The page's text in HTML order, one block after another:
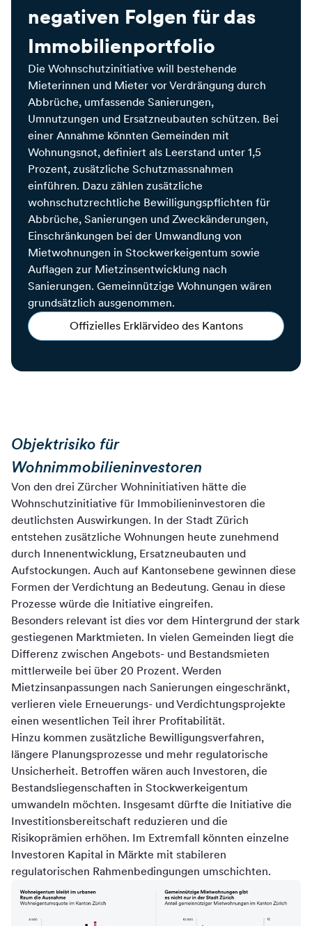
negativen Folgen für das
Immobilienportfolio
Die Wohnschutzinitiative will bestehende
Mieterinnen und Mieter vor Verdrängung durch
Abbrüche, umfassende Sanierungen,
Umnutzungen und Ersatzneubauten schützen. Bei
einer Annahme könnten Gemeinden mit
Wohnungsnot, definiert als Leerstand unter 1,5
Prozent, zusätzliche Schutzmassnahmen
einführen. Dazu zählen zusätzliche
wohnschutzrechtliche Bewilligungspflichten für
Abbrüche, Sanierungen und Zweckänderungen,
Einschränkungen bei der Umwandlung von
Mietwohnungen in Stockwerkeigentum sowie
Auflagen zur Mietzinsentwicklung nach
Sanierungen. Gemeinnützige Wohnungen wären
grundsätzlich ausgenommen.
Offizielles Erklärvideo des Kantons
Objektrisiko für
Wohnimmobilieninvestoren
Von den drei Zürcher Wohninitiativen hätte die
Wohnschutzinitiative für Immobilieninvestoren die
deutlichsten Auswirkungen. In der Stadt Zürich
entstehen zusätzliche Wohnungen heute zunehmend
durch Innenentwicklung, Ersatzneubauten und
Aufstockungen. Auch auf Kantonsebene gewinnen diese
Formen der Verdichtung an Bedeutung. Genau in diese
Prozesse würde die Initiative eingreifen.
Besonders relevant ist dies vor dem Hintergrund der stark
gestiegenen Marktmieten. In vielen Gemeinden liegt die
Differenz zwischen Angebots- und Bestandsmieten
mittlerweile bei über 20 Prozent. Werden
Mietzinsanpassungen nach Sanierungen eingeschränkt,
verlieren viele Erneuerungs- und Verdichtungsprojekte
einen wesentlichen Teil ihrer Profitabilität.
Hinzu kommen zusätzliche Bewilligungsverfahren,
längere Planungsprozesse und mehr regulatorische
Unsicherheit. Betroffen wären auch Investoren, die
Bestandsliegenschaften in Stockwerkeigentum
umwandeln möchten. Insgesamt dürfte die Initiative die
Investitionsbereitschaft reduzieren und die
Risikoprämien erhöhen. Im Extremfall könnten einzelne
Investoren Kapital in Märkte mit stabileren
regulatorischen Rahmenbedingungen umschichten.